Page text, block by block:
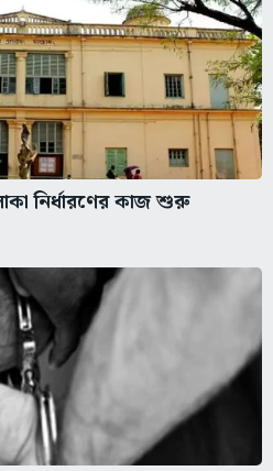
নির্ধারণের কাজ শুরু